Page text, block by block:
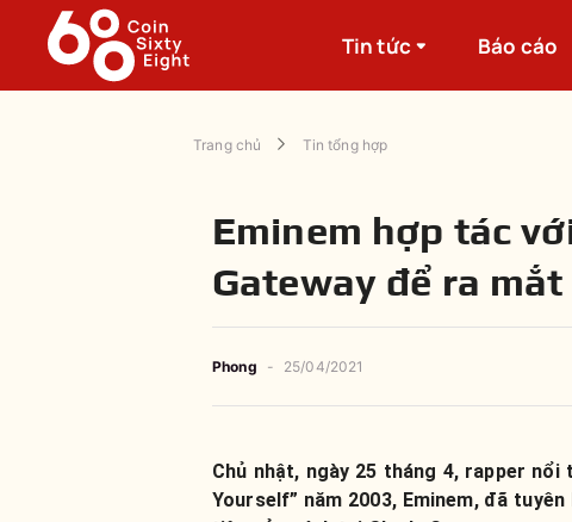
Tin tức Báo cáo
Trang chủ Tin tổng hợp
Eminem hợp tác
Gateway để ra
Phong - 25/04/2021
Chủ nhật, ngày 25 tháng 4, rapper
Yourself” năm 2003, Eminem, đã